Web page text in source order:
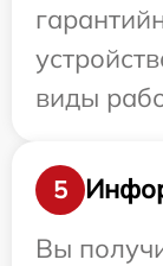
виды
5
Вы